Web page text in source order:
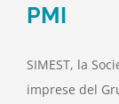
PMI
SIMEST, la
imprese del